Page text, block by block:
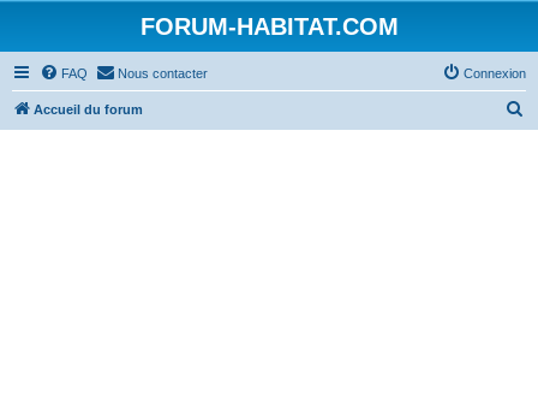
FORUM-HABITAT.COM
FAQ Nous contacter Connexion
Accueil du forum